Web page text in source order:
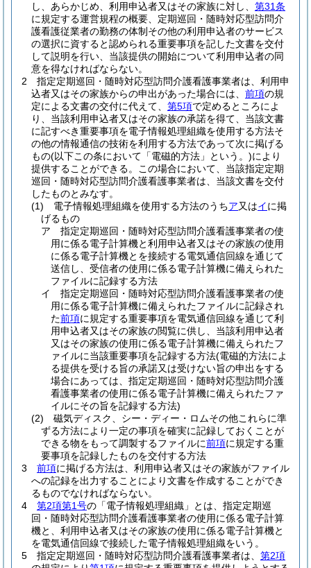
し、あらかじめ、利用申込者又はその家族に対し、 第31条
に規定する運営規程の概要、定期巡回・随時対応型訪問介
護看護従業者の勤務の体制その他の利用申込者のサービス
の選択に資すると認められる重要事項を記した文書を交付
して説明を行い、当該提供の開始について利用申込者の同
意を得なければならない。
2
指定定期巡回・随時対応型訪問介護看護事業者は、利用申
込者又はその家族からの申出があった場合には、 前項の規
定による文書の交付に代えて、 第5項で定めるところによ
り、当該利用申込者又はその家族の承諾を得て、当該文書
に記すべき重要事項を電子情報処理組織を使用する方法そ
の他の情報通信の技術を利用する方法であって次に掲げる
もの(以下この条において「電磁的方法」という。)により
提供することができる。
この場合において、当該指定定期
巡回・随時対応型訪問介護看護事業者は、当該文書を交付
したものとみなす。
(1)
電子情報処理組織を使用する方法のうちア又はイに掲
げるもの
ア
指定定期巡回・随時対応型訪問介護看護事業者の使
用に係る電子計算機と利用申込者又はその家族の使用
に係る電子計算機とを接続する電気通信回線を通じて
送信し、受信者の使用に係る電子計算機に備えられた
ファイルに記録する方法
イ
指定定期巡回・随時対応型訪問介護看護事業者の使
用に係る電子計算機に備えられたファイルに記録され
た前項に規定する重要事項を電気通信回線を通じて利
用申込者又はその家族の閲覧に供し、当該利用申込者
又はその家族の使用に係る電子計算機に備えられたフ
ァイルに当該重要事項を記録する方法(電磁的方法によ
る提供を受ける旨の承諾又は受けない旨の申出をする
場合にあっては、指定定期巡回・随時対応型訪問介護
看護事業者の使用に係る電子計算機に備えられたファ
イルにその旨を記録する方法)
(2)
磁気ディスク、シー・ディー・ロムその他これらに準
ずる方法により一定の事項を確実に記録しておくことが
できる物をもって調製するファイルに前項に規定する重
要事項を記録したものを交付する方法
3
前項に掲げる方法は、利用申込者又はその家族がファイル
への記録を出力することにより文書を作成することができ
るものでなければならない。
4
第2項第1号の「電子情報処理組織」とは、指定定期巡
回・随時対応型訪問介護看護事業者の使用に係る電子計算
機と、利用申込者又はその家族の使用に係る電子計算機と
を電気通信回線で接続した電子情報処理組織をいう。
5
指定定期巡回・随時対応型訪問介護看護事業者は、 第2項